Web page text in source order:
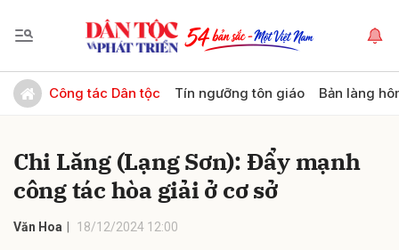
Công tác Dân tộc Tín ngưỡng tôn giáo Bản làng
Chi Lăng (Lạng Sơn): Đẩy mạnh
công tác hòa giải ở cơ sở
Văn Hoa 18/12/2024 12:00
Gửi bình luận